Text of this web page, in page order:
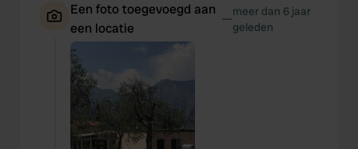
Een foto toegevoegd aan
een locatie
—meer dan 6 jaar
geleden